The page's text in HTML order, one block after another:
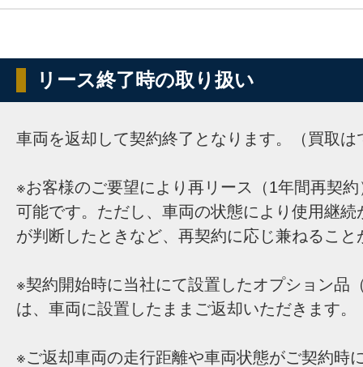
リース終了時の取り扱い
車両を返却して契約終了となります。（買取は
※お客様のご要望により再リース（1年間再契
可能です。ただし、車両の状態により使用継続
が判断したときなど、再契約に応じ兼ねること
※契約開始時に当社にて設置したオプション品
は、車両に設置したままご返却いただきます。
※ご返却車両の走行距離や車両状態がご契約時